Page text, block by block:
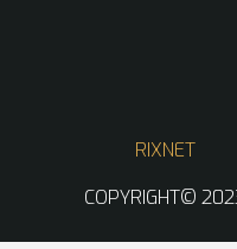
RIXNET
COPYRIGHT©